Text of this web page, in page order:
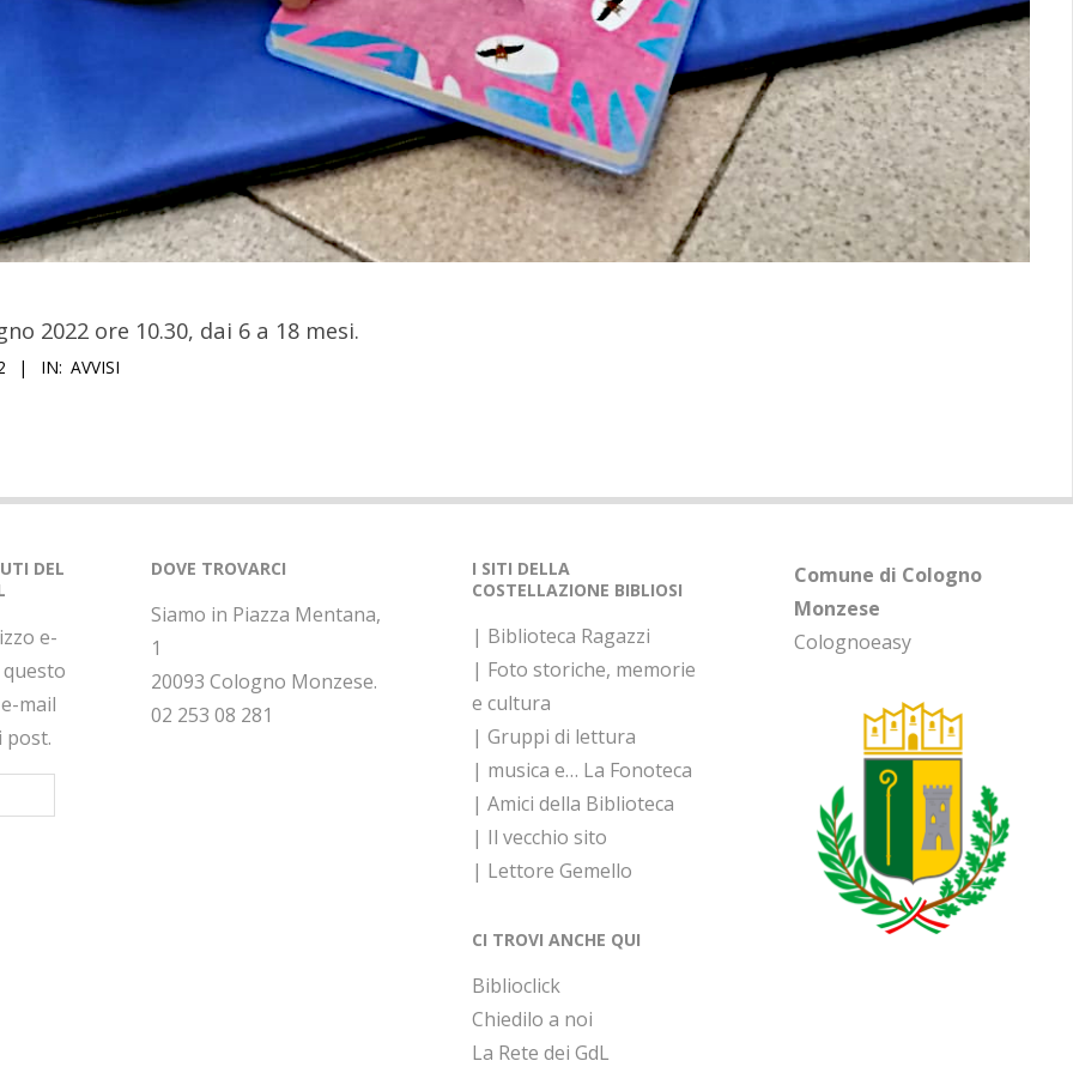
2022 ore 10.30, dai 6 a 18 mesi.
IN: AVVISI
DEL
e-
mail
post.
DOVE TROVARCI
Siamo in Piazza Mentana,
1
20093 Cologno Monzese.
02 253 08 281
I SITI DELLA
COSTELLAZIONE BIBLIOSI
| Biblioteca Ragazzi
| Foto storiche, memorie
e cultura
| Gruppi di lettura
| musica e… La Fonoteca
| Amici della Biblioteca
| Il vecchio sito
| Lettore Gemello
CI TROVI ANCHE QUI
Biblioclick
Chiedilo a noi
La Rete dei GdL
Comune di Cologno
Monzese
Colognoeasy